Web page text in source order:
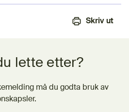
Skriv ut
lette etter?
må du godta bruk av